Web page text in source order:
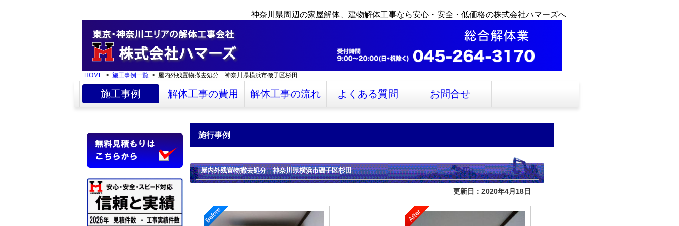
神奈川県周辺の家屋解体、建物解体工事なら安心・安全・低価格の株式会社ハマーズへ
HOME > 施工事例一覧 > 屋内外残置物撤去処分 神奈川県横浜市磯子区杉田
施工事例 解体工事の費用 解体工事の流れ よくある質問 お問合せ
施行事例
屋内外残置物撤去処分 神奈川県横浜市磯子区杉田
更新日：2020年4月18日